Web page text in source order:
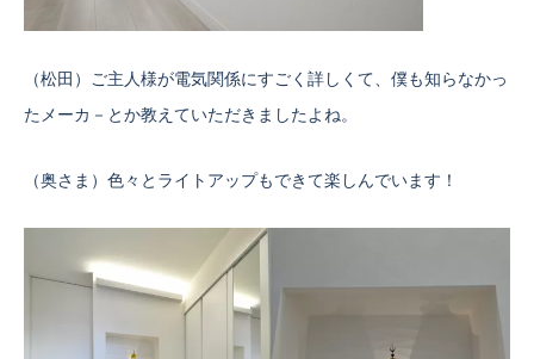
（松田）ご主人様が電気関係にすごく詳しくて、僕も知らなかっ
たメーカ－とか教えていただきましたよね。
（奥さま）色々とライトアップもできて楽しんでいます！